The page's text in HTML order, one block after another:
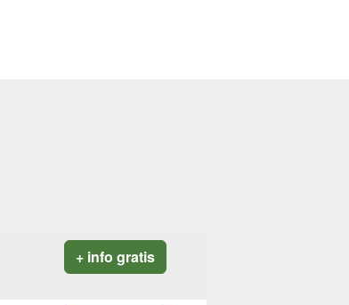
+ info gratis